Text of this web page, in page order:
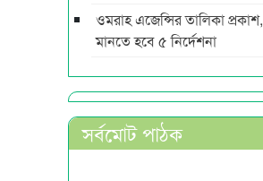
ওমরাহ এজেন্সির তালিকা প্রকাশ,
মানতে হবে ৫ নির্দেশনা
সর্বমোট পাঠক